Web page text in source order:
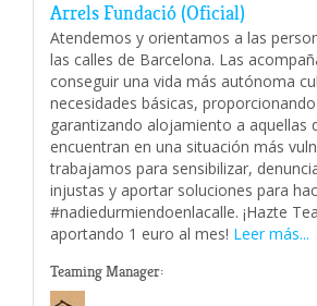
Arrels Fundació (Oficial)
Atendemos y orientamos a las
las calles de Barcelona. Las
conseguir una vida más autónoma
necesidades básicas,
garantizando alojamiento a aquellas
encuentran en una situación más
trabajamos para sensibilizar,
injustas y aportar soluciones para
#nadiedurmiendoenlacalle. ¡Hazte
aportando 1 euro al mes! Leer más...
Teaming Manager: